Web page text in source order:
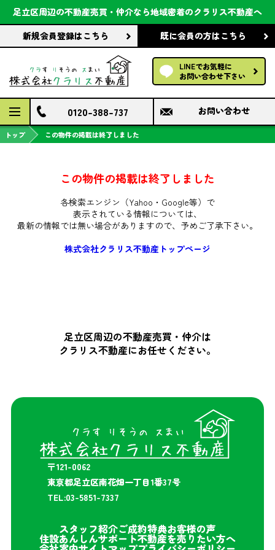
足立区周辺の不動産売買・仲介なら地域密着のクラリス不動産へ
新規会員登録はこちら 既に会員の方はこちら
LINEでお気軽に
お問い合わせ下さい
会社案内
前回の履歴で探す
保存した条件で探す
検討中の物件
0120-388-737 お問い合わせ
トップ この物件の掲載は終了しました
この物件の掲載は終了しました
各検索エンジン（Yahoo・Google等）で
表示されている情報については、
最新の情報では無い場合がありますので、 予めご了承下さい。
株式会社クラリス不動産トップページ
足立区周辺の不動産売買・仲介は
クラリス不動産にお任せください。
〒121-0062
東京都足立区南花畑一丁目1番37号
TEL:03-5851-7337
スタッフ紹介ご成約特典お客様の声
住設あんしんサポート不動産を売りたい方へ